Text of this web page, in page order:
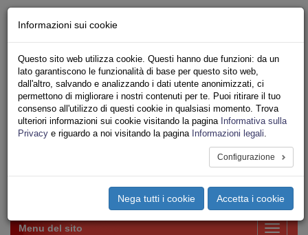
Iscriviti Online
Ricerca
Area Stampa
Privacy
VV.F.
UNIONE SINDACALE DI BASE SETTORE VIGILI
Toggle
Menu del sito
Informazioni sui cookie
Questo sito web utilizza cookie. Questi hanno due funzioni: da un
lato garantiscono le funzionalità di base per questo sito web,
dall'altro, salvando e analizzando i dati utente anonimizzati, ci
permettono di migliorare i nostri contenuti per te. Puoi ritirare il tuo
consenso all'utilizzo di questi cookie in qualsiasi momento. Trova
ulteriori informazioni sui cookie visitando la pagina Informativa sulla
Privacy e riguardo a noi visitando la pagina Informazioni legali.
Configurazione
Nega tutti i cookie Accetta i cookie